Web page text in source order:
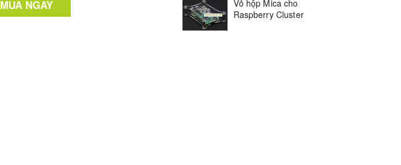
MUA NGAY
Vỏ hộp Mica cho
Raspberry Cluster